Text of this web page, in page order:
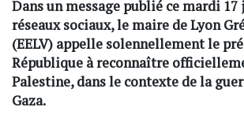
Dans un message publié ce mardi 17
réseaux sociaux, le maire de Lyon
(EELV) appelle solennellement le
République à reconnaître
Palestine, dans le contexte de la
Gaza.